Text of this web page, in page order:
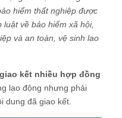
hiểm thất nghiệp được
về bảo hiểm xã hội,
và an toàn, vệ sinh lao
kết nhiều hợp đồng
lao động nhưng phải
dung đã giao kết.